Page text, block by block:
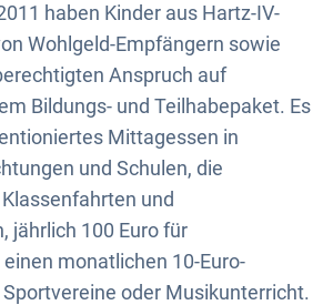
haben Kinder aus Hartz-IV-
Wohlgeld-Empfängern sowie
Anspruch auf
Bildungs- und Teilhabepaket. Es
Mittagessen in
und Schulen, die
und
jährlich 100 Euro für
monatlichen 10-Euro-
oder Musikunterricht.